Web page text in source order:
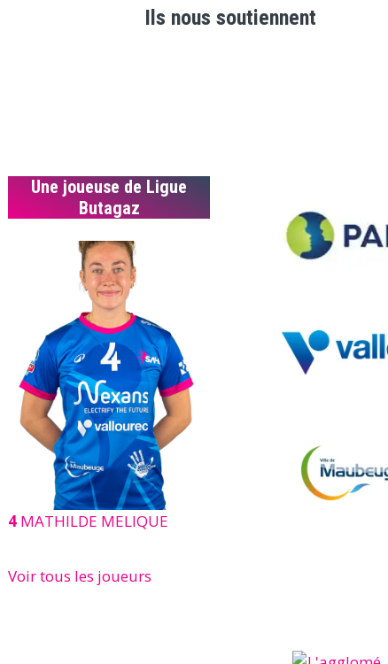
Ils nous soutiennent
Une joueuse de Ligue
Butagaz
4 MATHILDE MELIQUE
Voir tous les joueurs